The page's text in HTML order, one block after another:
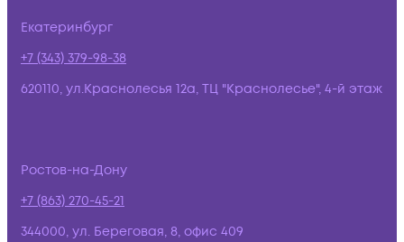
Екатеринбург
+7 (343) 379-98-38
620110, ул.Краснолесья 12а, ТЦ "Краснолесье", 4-й этаж
Ростов-на-Дону
+7 (863) 270-45-21
344000, ул. Береговая, 8, офис 409